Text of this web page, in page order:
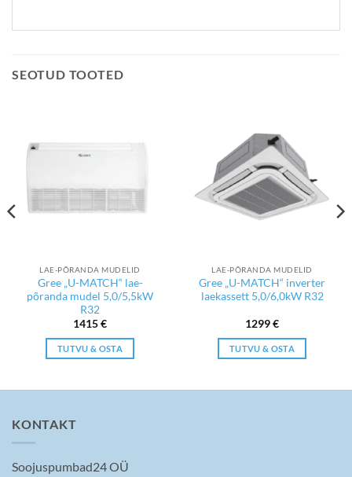
SEOTUD TOOTED
LAE-PÕRANDA MUDELID
Gree „U-MATCH“ lae-
põranda mudel 5,0/5,5kW
R32
1415€
TUTVU & OSTA
LAE-PÕRANDA MUDELID
Gree „U-MATCH“ inverter
laekassett 5,0/6,0kW R32
1299€
TUTVU & OSTA
KONTAKT
Soojuspumbad24 OÜ